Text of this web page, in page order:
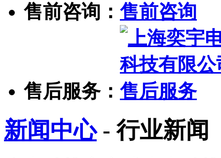
售前咨询：
售后服务：
新闻中心- 行业新闻